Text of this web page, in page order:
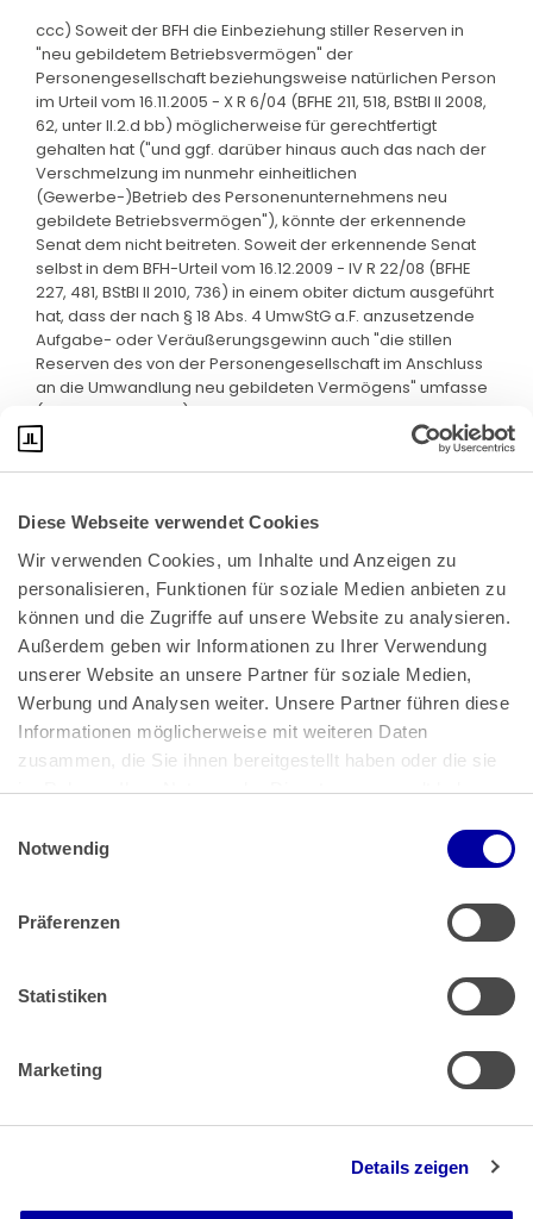
Diese Webseite verwendet Cookies
Wir verwenden Cookies, um Inhalte und Anzeigen zu
personalisieren, Funktionen für soziale Medien anbieten zu
können und die Zugriffe auf unsere Website zu analysieren.
Außerdem geben wir Informationen zu Ihrer Verwendung
unserer Website an unsere Partner für soziale Medien,
Werbung und Analysen weiter. Unsere Partner führen diese
Informationen möglicherweise mit weiteren Daten
zusammen, die Sie ihnen bereitgestellt haben oder die sie
im Rahmen Ihrer Nutzung der Dienste gesammelt haben.
Impressum
Notwendig
Präferenzen
Statistiken
Marketing
Details zeigen
ccc) Soweit der BFH die Einbeziehung stiller Reserven in
"neu gebildetem Betriebsvermögen" der
Personengesellschaft beziehungsweise natürlichen Person
im Urteil vom 16.11.2005 - X R 6/04 (BFHE 211, 518, BStBl II 2008,
62, unter II.2.d bb) möglicherweise für gerechtfertigt
gehalten hat ("und ggf. darüber hinaus auch das nach der
Verschmelzung im nunmehr einheitlichen
(Gewerbe-)Betrieb des Personenunternehmens neu
gebildete Betriebsvermögen"), könnte der erkennende
Senat dem nicht beitreten. Soweit der erkennende Senat
selbst in dem BFH-Urteil vom 16.12.2009 - IV R 22/08 (BFHE
227, 481, BStBl II 2010, 736) in einem obiter dictum ausgeführt
hat, dass der nach § 18 Abs. 4 UmwStG a.F. anzusetzende
Aufgabe- oder Veräußerungsgewinn auch "die stillen
Reserven des von der Personengesellschaft im Anschluss
an die Umwandlung neu gebildeten Vermögens" umfasse
(unter II.3.b bb bbb), hält er daran jedenfalls nicht mehr fest.
Bundeskanzlerplatz 2
53113 Bonn
Pressemitteilungen|AGB
Impressum|Datenschutz
Muster Widerrufsformular (PDF)
Barrierefreiheit